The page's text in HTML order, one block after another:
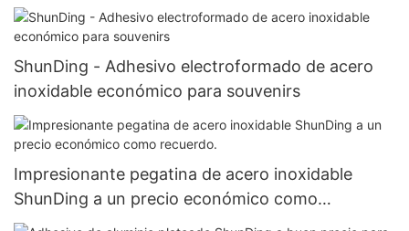
ShunDing - Adhesivo electroformado de acero
inoxidable económico para souvenirs
Impresionante pegatina de acero inoxidable
ShunDing a un precio económico como
recuerdo.